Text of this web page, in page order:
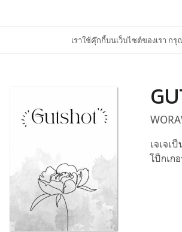
เราใช้คุ๊กกี้บนเว็บไซต์ของเรา ก
เจเจเ
โป็กเก